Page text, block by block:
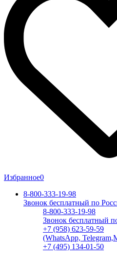
Избранное0
8-800-333-19-98
Звонок бесплатный по
8-800-333-19-98
Звонок бесплатный
+7 (958) 623-59-59
(WhatsApp,
+7 (495) 134-01-50